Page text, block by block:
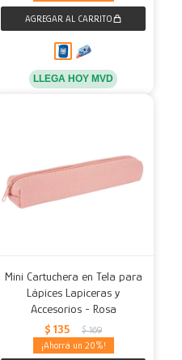
LLEGA HOY MVD
Mini Cartuchera en Tela para
Lápices Lapiceras y
Accesorios - Rosa
$ 135 $ 169
20